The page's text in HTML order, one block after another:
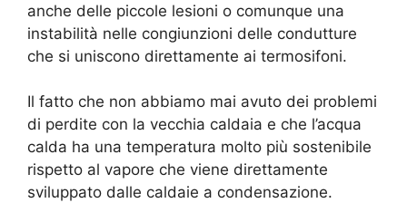
anche delle piccole lesioni o comunque una
instabilità nelle congiunzioni delle condutture
che si uniscono direttamente ai termosifoni.
Il fatto che non abbiamo mai avuto dei problemi
di perdite con la vecchia caldaia e che l’acqua
calda ha una temperatura molto più sostenibile
rispetto al vapore che viene direttamente
sviluppato dalle caldaie a condensazione.